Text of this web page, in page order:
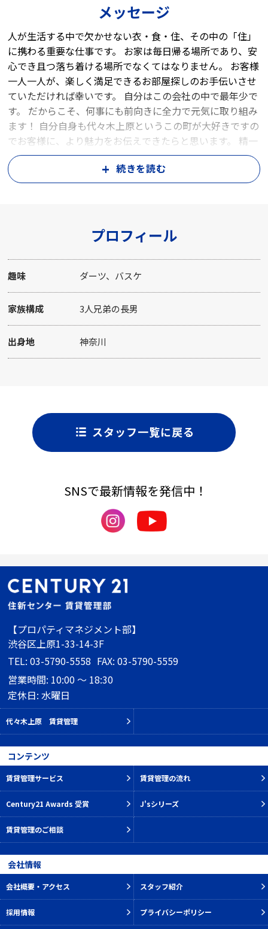
メッセージ
人が生活する中で欠かせない衣・食・住、その中の「住」
に携わる重要な仕事です。 お家は毎日帰る場所であり、安
心でき且つ落ち着ける場所でなくてはなりません。 お客様
一人一人が、楽しく満足できるお部屋探しのお手伝いさせ
ていただければ幸いです。 自分はこの会社の中で最年少で
す。 だからこそ、何事にも前向きに全力で元気に取り組み
ます！ 自分自身も代々木上原というこの町が大好きですの
でお客様に、より魅力をお伝えできたらと思います。 精一
杯頑張りますのでよろしくお願い致します。
続きを読む
プロフィール
趣味 ダーツ、バスケ
家族構成 3人兄弟の長男
出身地 神奈川
スタッフ一覧に戻る
SNSで最新情報を発信中！
【プロパティマネジメント部】
渋谷区上原1-33-14-3F
TEL: 03-5790-5558 FAX: 03-5790-5559
営業時間: 10:00 ～ 18:30
定休日: 水曜日
代々木上原 賃貸管理
コンテンツ
賃貸管理サービス 賃貸管理の流れ
Century21 Awards 受賞 J'sシリーズ
賃貸管理のご相談
会社情報
会社概要・アクセス スタッフ紹介
採用情報 プライバシーポリシー